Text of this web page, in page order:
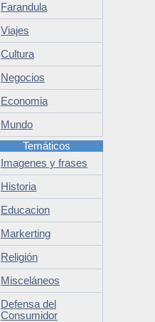
Farandula
Viajes
Cultura
Negocios
Economia
Mundo
Temáticos
Imagenes y frases
Historia
Educacion
Markerting
Religión
Misceláneos
Defensa del
Consumidor